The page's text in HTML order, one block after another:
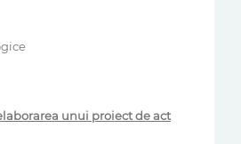
unui proiect de act